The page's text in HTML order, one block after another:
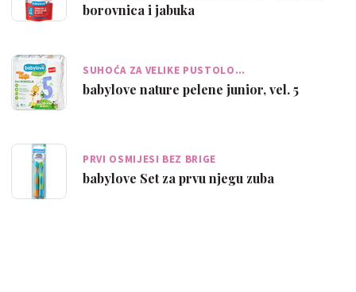
borovnica i jabuka
SUHOĆA ZA VELIKE PUSTOLO…
babylove nature pelene junior, vel. 5
PRVI OSMIJESI BEZ BRIGE
babylove Set za prvu njegu zuba